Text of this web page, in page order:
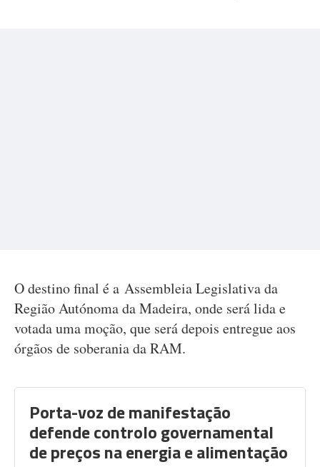
O destino final é a Assembleia Legislativa da
Região Autónoma da Madeira, onde será lida e
votada uma moção, que será depois entregue aos
órgãos de soberania da RAM.
Porta-voz de manifestação
defende controlo governamental
de preços na energia e alimentação